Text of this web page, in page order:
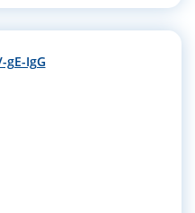
gE-IgG